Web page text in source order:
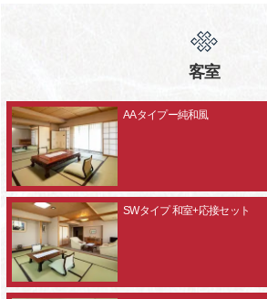
客室
AAタイプー純和風
SWタイプ 和室+応接セット